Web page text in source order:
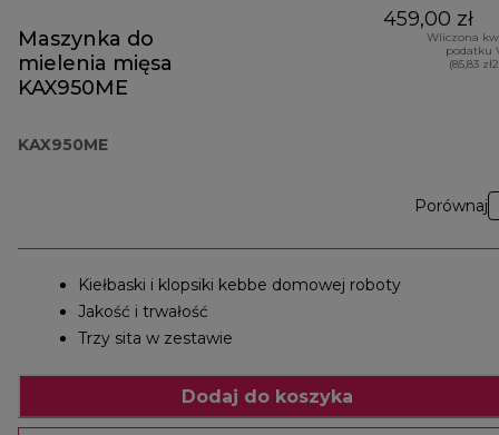
Maszynka do
mielenia mięsa
KAX950ME
KAX950ME
459,00 zł
Wliczona
podatku
(85,83
Porównaj
Kiełbaski i klopsiki kebbe domowej roboty
Jakość i trwałość
Trzy sita w zestawie
Dodaj do koszyka